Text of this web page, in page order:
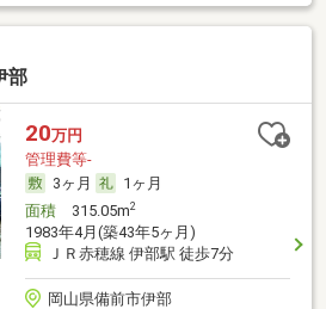
部
20万円
管理費等-
3ヶ月
1ヶ月
面積315.05m2
1983年4月(築43年5ヶ月)
ＪＲ赤穂線 伊部駅 徒歩7分
岡山県備前市伊部